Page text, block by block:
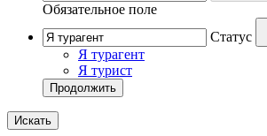
Обязательное поле
Статус
Я турагент
Я турист
Продолжить
Искать